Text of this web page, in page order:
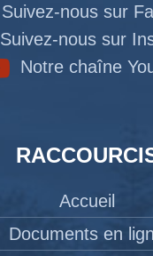
Suivez-nous sur
Suivez-nous sur
Notre chaîne
Accueil
Documents en